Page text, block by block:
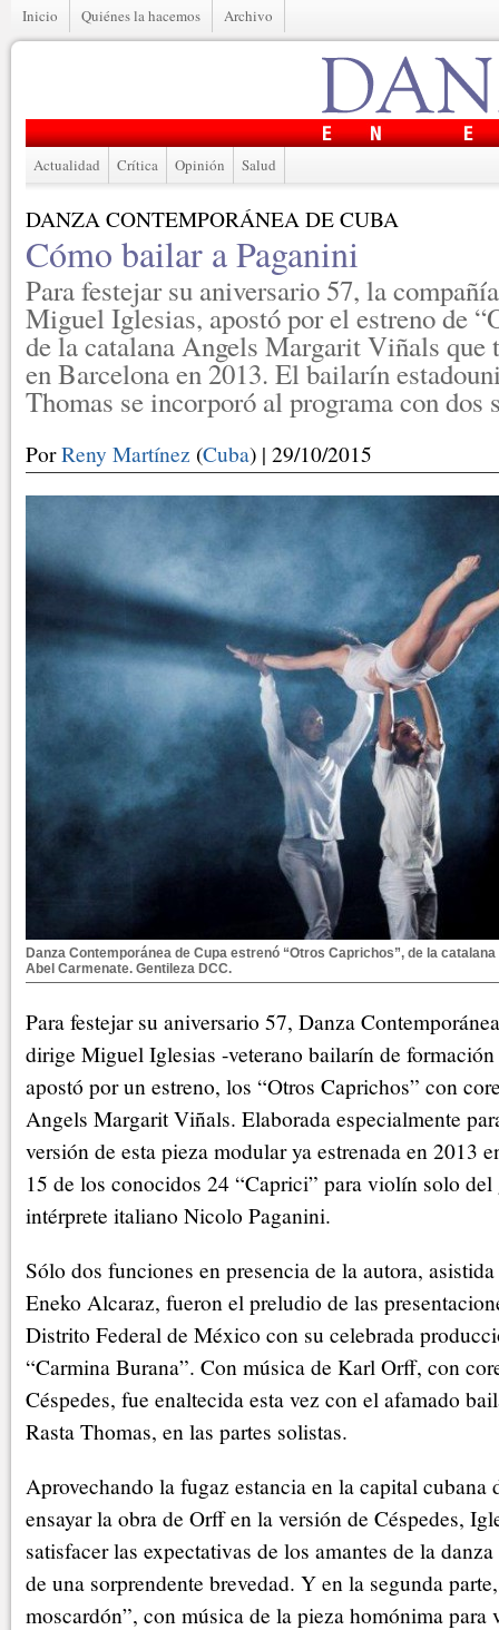
Inicio Quiénes la hacemos Archivo
Actualidad Crítica Opinión Salud
DANZA CONTEMPORÁNEA DE CUBA
Cómo bailar a Paganini
Para festejar su aniversario 57, la
Miguel Iglesias, apostó por el estreno de
de la catalana Angels Margarit Viñals que
en Barcelona en 2013. El bailarín
Thomas se incorporó al programa con dos
PorReny Martínez (Cuba) | 29/10/2015
Danza Contemporánea de Cupa estrenó “Otros Caprichos”, de la
Abel Carmenate. Gentileza DCC.
Para festejar su aniversario 57, Danza
dirige Miguel Iglesias -veterano bailarín de
apostó por un estreno, los “Otros Caprichos” con
Angels Margarit Viñals. Elaborada especialmente
versión de esta pieza modular ya estrenada en 2013
15 de los conocidos 24 “Caprici” para violín solo
intérprete italiano Nicolo Paganini.
Sólo dos funciones en presencia de la autora,
Eneko Alcaraz, fueron el preludio de las
Distrito Federal de México con su celebrada
“Carmina Burana”. Con música de Karl Orff, con
Céspedes, fue enaltecida esta vez con el afamado
Rasta Thomas, en las partes solistas.
Aprovechando la fugaz estancia en la capital cubana
ensayar la obra de Orff en la versión de Céspedes,
satisfacer las expectativas de los amantes de la
de una sorprendente brevedad. Y en la segunda
moscardón”, con música de la pieza homónima